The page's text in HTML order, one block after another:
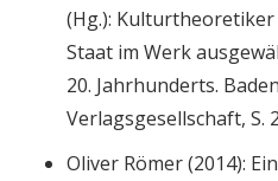
(Hg.):
Staat im Werk
20. Jahrhunderts.
Verlagsgesellschaft, S.
Oliver Römer (2014):